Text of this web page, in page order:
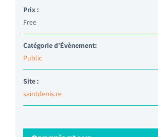
Prix :
Free
Catégorie d’Évènement:
Public
Site :
saintdenis.re